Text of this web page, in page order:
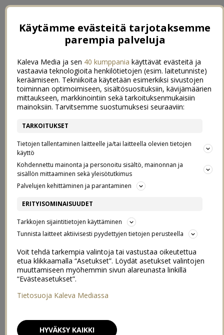
KORONA KUVAPÄIVÄKIRJA
10/01/2022
Käytämme evästeitä tarjotaksemme
parempia palveluja
Kaleva Media ja sen 40 kumppania käyttävät evästeitä ja
vastaavia teknologioita henkilötietojen (esim. laitetunniste)
keräämiseen. Tekniikoita käytetään esimerkiksi sivustojen
toiminnan optimoimiseen, sisältösuosituksiin, kävijämäärien
mittaukseen, markkinointiin sekä tarkoituksenmukaisiin
mainoksiin. Tarvitsemme suostumuksesi seuraaviin:
TARKOITUKSET
Tietojen tallentaminen laitteelle ja/tai laitteella olevien tietojen
käyttö
Kohdennettu mainonta ja personoitu sisältö, mainonnan ja
sisällön mittaaminen sekä yleisötutkimus
Palvelujen kehittäminen ja parantaminen
ERITYISOMINAISUUDET
Tarkkojen sijaintitietojen käyttäminen
Tunnista laitteet aktiivisesti pyydettyjen tietojen perusteella
Voit tehdä tarkempia valintoja tai vastustaa oikeutettua
etua klikkaamalla “Asetukset”. Löydät asetukset valintojen
muuttamiseen myöhemmin sivun alareunasta linkillä
“Evästeasetukset”.
Tietosuoja Kaleva Mediassa
HYVÄKSY KAIKKI